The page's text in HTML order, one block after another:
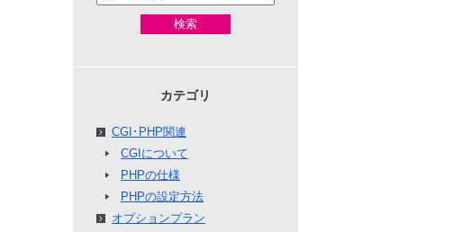
検索
カテゴリ
CGI･PHP関連
CGIについて
PHPの仕様
PHPの設定方法
オプションプラン